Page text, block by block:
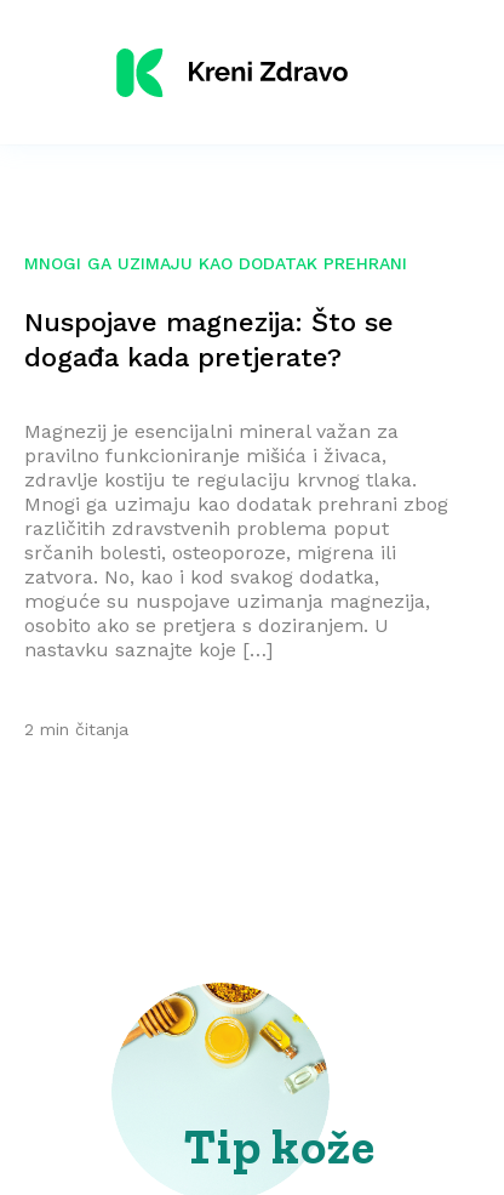
MNOGI GA UZIMAJU KAO DODATAK PREHRANI
Nuspojave magnezija: Što se
događa kada pretjerate?
Magnezij je esencijalni mineral važan za
pravilno funkcioniranje mišića i živaca,
zdravlje kostiju te regulaciju krvnog tlaka.
Mnogi ga uzimaju kao dodatak prehrani zbog
različitih zdravstvenih problema poput
srčanih bolesti, osteoporoze, migrena ili
zatvora. No, kao i kod svakog dodatka,
moguće su nuspojave uzimanja magnezija,
osobito ako se pretjera s doziranjem. U
nastavku saznajte koje […]
2 min čitanja
Tip kože